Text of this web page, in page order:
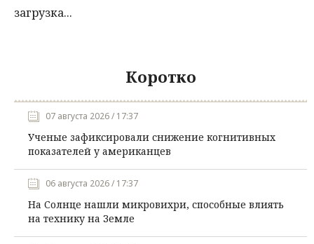
загрузка...
Коротко
07 августа 2026 / 17:37
Ученые зафиксировали снижение когнитивных
показателей у американцев
06 августа 2026 / 17:37
На Солнце нашли микровихри, способные влиять
на технику на Земле